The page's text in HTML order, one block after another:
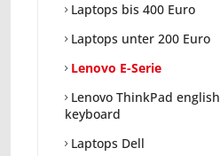
Laptops bis 400 Euro
Laptops unter 200 Euro
Lenovo E-Serie
Lenovo ThinkPad english
keyboard
Laptops Dell